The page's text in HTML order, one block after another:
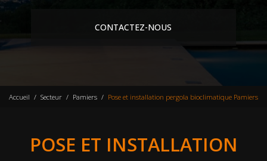
CONTACTEZ-NOUS
Accueil Secteur Pamiers Pose et installation pergola bioclimatique Pamiers
POSE ET INSTALLATION